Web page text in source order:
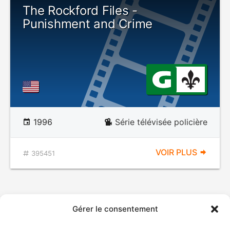
Gérer le consentement
The Rockford Files -
Punishment and Crime
1996 Série télévisée policière
395451 VOIR PLUS